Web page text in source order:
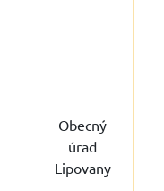
Obecný
úrad
Lipovany